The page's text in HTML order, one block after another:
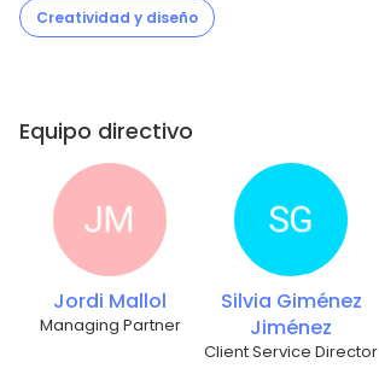
Creatividad y diseño
Equipo directivo
Jordi Mallol
Managing Partner
Silvia Giménez
Jiménez
Client Service Director